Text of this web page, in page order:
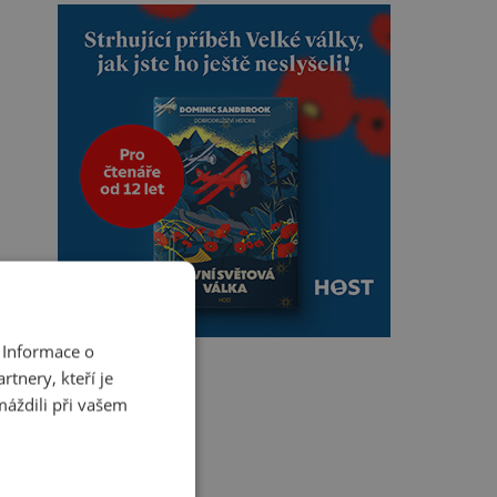
o
kteří je
při vašem